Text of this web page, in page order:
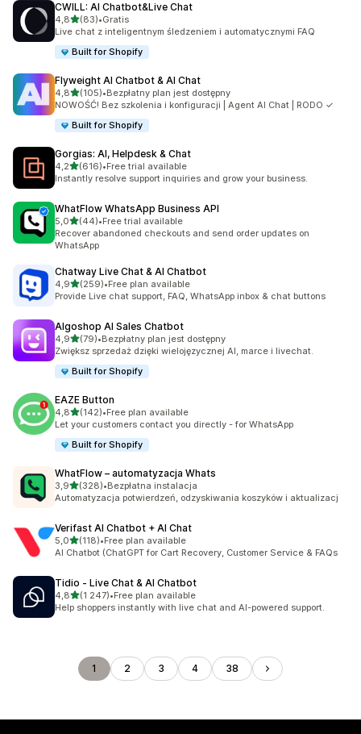
CWILL: AI Chatbot&Live Chat
4,8na 5 gwiazdek
(83)
Łączna liczba recenzji: 83
•Gratis
Live chat z inteligentnym śledzeniem i automatycznymi FAQ
Built for Shopify
Flyweight AI Chatbot & AI Chat
4,8na 5 gwiazdek
(105)
Łączna liczba recenzji: 105
•Bezpłatny plan jest dostępny
NOWOŚĆ! Bez szkolenia i konfiguracji | Agent AI Chat | RODO ✓
Built for Shopify
Gorgias: AI, Helpdesk & Chat
4,2na 5 gwiazdek
(616)
Łączna liczba recenzji: 616
•Free trial available
Instantly resolve support inquiries and grow your business.
WhatFlow WhatsApp Business API
5,0na 5 gwiazdek
(44)
Łączna liczba recenzji: 44
•Free trial available
Recover abandoned checkouts and send order updates on
WhatsApp
Chatway Live Chat & AI Chatbot
4,9na 5 gwiazdek
(259)
Łączna liczba recenzji: 259
•Free plan available
Provide Live chat support, FAQ, WhatsApp inbox & chat buttons
Algoshop AI Sales Chatbot
4,9na 5 gwiazdek
(79)
Łączna liczba recenzji: 79
•Bezpłatny plan jest dostępny
Zwiększ sprzedaż dzięki wielojęzycznej AI, marce i livechat.
Built for Shopify
EAZE Button
4,8na 5 gwiazdek
(142)
Łączna liczba recenzji: 142
•Free plan available
Let your customers contact you directly - for WhatsApp
Built for Shopify
WhatFlow – automatyzacja Whats
3,9na 5 gwiazdek
(328)
Łączna liczba recenzji: 328
•Bezpłatna instalacja
Automatyzacja potwierdzeń, odzyskiwania koszyków i aktualizacj
Verifast AI Chatbot + AI Chat
5,0na 5 gwiazdek
(118)
Łączna liczba recenzji: 118
•Free plan available
AI Chatbot (ChatGPT for Cart Recovery, Customer Service & FAQs
Tidio ‑ Live Chat & AI Chatbot
4,8na 5 gwiazdek
(1 247)
Łączna liczba recenzji: 1247
•Free plan available
Help shoppers instantly with live chat and AI-powered support.
1 2 3 4 38